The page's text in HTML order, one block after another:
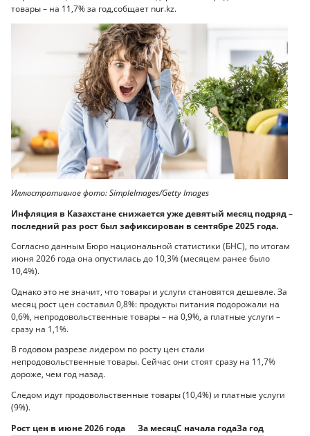
товары – на 11,7% за год,собщает nur.kz.
Иллюстративное фото: SimpleImages/Getty Images
Инфляция в Казахстане снижается уже девятый месяц подряд –
последний раз рост был зафиксирован в сентябре 2025 года.
Согласно данным Бюро национальной статистики (БНС), по итогам
июня 2026 года она опустилась до 10,3% (месяцем ранее было
10,4%).
Однако это не значит, что товары и услуги становятся дешевле. За
месяц рост цен составил 0,8%: продукты питания подорожали на
0,6%, непродовольственные товары – на 0,9%, а платные услуги –
сразу на 1,1%.
В годовом разрезе лидером по росту цен стали
непродовольственные товары. Сейчас они стоят сразу на 11,7%
дороже, чем год назад.
Следом идут продовольственные товары (10,4%) и платные услуги
(9%).
Рост цен в июне 2026 года
За месяцС начала годаЗа год